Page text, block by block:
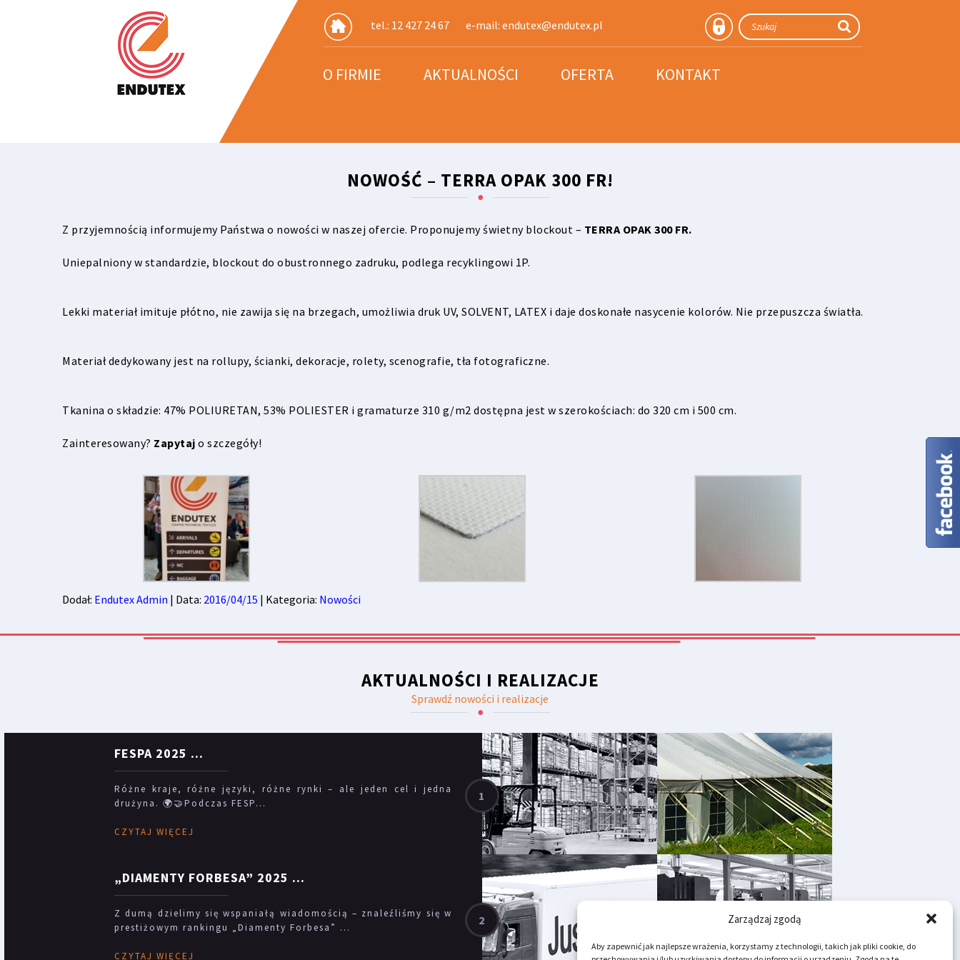
Zarządzaj zgodą
Aby zapewnić jak najlepsze wrażenia, korzystamy z technologii, takich jak pliki cookie, do
tel.: 12 427 24 67 e-mail: endutex@endutex.pl
O FIRMIE AKTUALNOŚCI OFERTA KONTAKT
NOWOŚĆ – TERRA OPAK 300 FR!
Z przyjemnością informujemy Państwa o nowości w naszej ofercie. Proponujemy świetny blockout – TERRA OPAK 300 FR.
Uniepalniony w standardzie, blockout do obustronnego zadruku, podlega recyklingowi 1P.
Lekki materiał imituje płótno, nie zawija się na brzegach, umożliwia druk UV, SOLVENT, LATEX i daje doskonałe nasycenie kolorów. Nie przepuszcza światła.
Materiał dedykowany jest na rollupy, ścianki, dekoracje, rolety, scenografie, tła fotograficzne.
Tkanina o składzie: 47% POLIURETAN, 53% POLIESTER i gramaturze 310 g/m2 dostępna jest w szerokościach: do 320 cm i 500 cm.
Zainteresowany? Zapytaj o szczegóły!
Dodał: Endutex Admin | Data: 2016/04/15 | Kategoria: Nowości
AKTUALNOŚCI I REALIZACJE
Sprawdź nowości i realizacje
FESPA 2025 ...
Różne kraje, różne języki, różne rynki – ale jeden cel i jedna
drużyna. 🌍🤝Podczas FESP...
CZYTAJ WIĘCEJ
„DIAMENTY FORBESA” 2025 ...
Z dumą dzielimy się wspaniałą wiadomością – znaleźliśmy się w
prestiżowym rankingu „Diamenty Forbesa” ...
CZYTAJ WIĘCEJ